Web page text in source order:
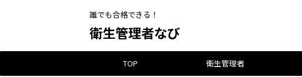
誰でも合格できる！
衛生管理者なび
TOP 衛生管理者